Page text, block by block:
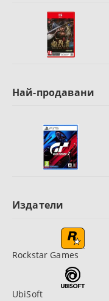
Най-продавани
Издатели
Rockstar Games
UbiSoft